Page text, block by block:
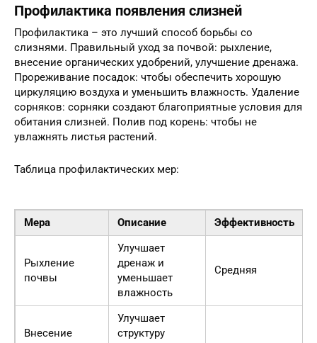
Профилактика появления слизней
Профилактика – это лучший способ борьбы со
слизнями. Правильный уход за почвой: рыхление,
внесение органических удобрений, улучшение дренажа.
Прореживание посадок: чтобы обеспечить хорошую
циркуляцию воздуха и уменьшить влажность. Удаление
сорняков: сорняки создают благоприятные условия для
обитания слизней. Полив под корень: чтобы не
увлажнять листья растений.
Таблица профилактических мер:
Мера Описание Эффективность
Рыхление
почвы
Улучшает
дренаж и
уменьшает
влажность
Средняя
Внесение
Улучшает
структуру